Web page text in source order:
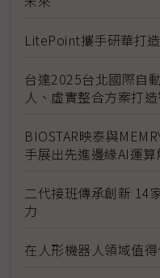
LitePoint攜手研華打
台達2025台北國際自
人、虛實整合方案打
BIOSTAR映泰與
手展出先進邊緣AI運
二代接班傳承創新 14
力
在人形機器人領域值